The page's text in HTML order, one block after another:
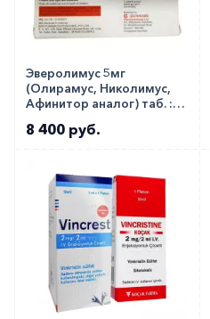
Эверолимус 5мг
(Олирамус, Николимус,
Афинитор аналог) таб. ::
8 400 руб.